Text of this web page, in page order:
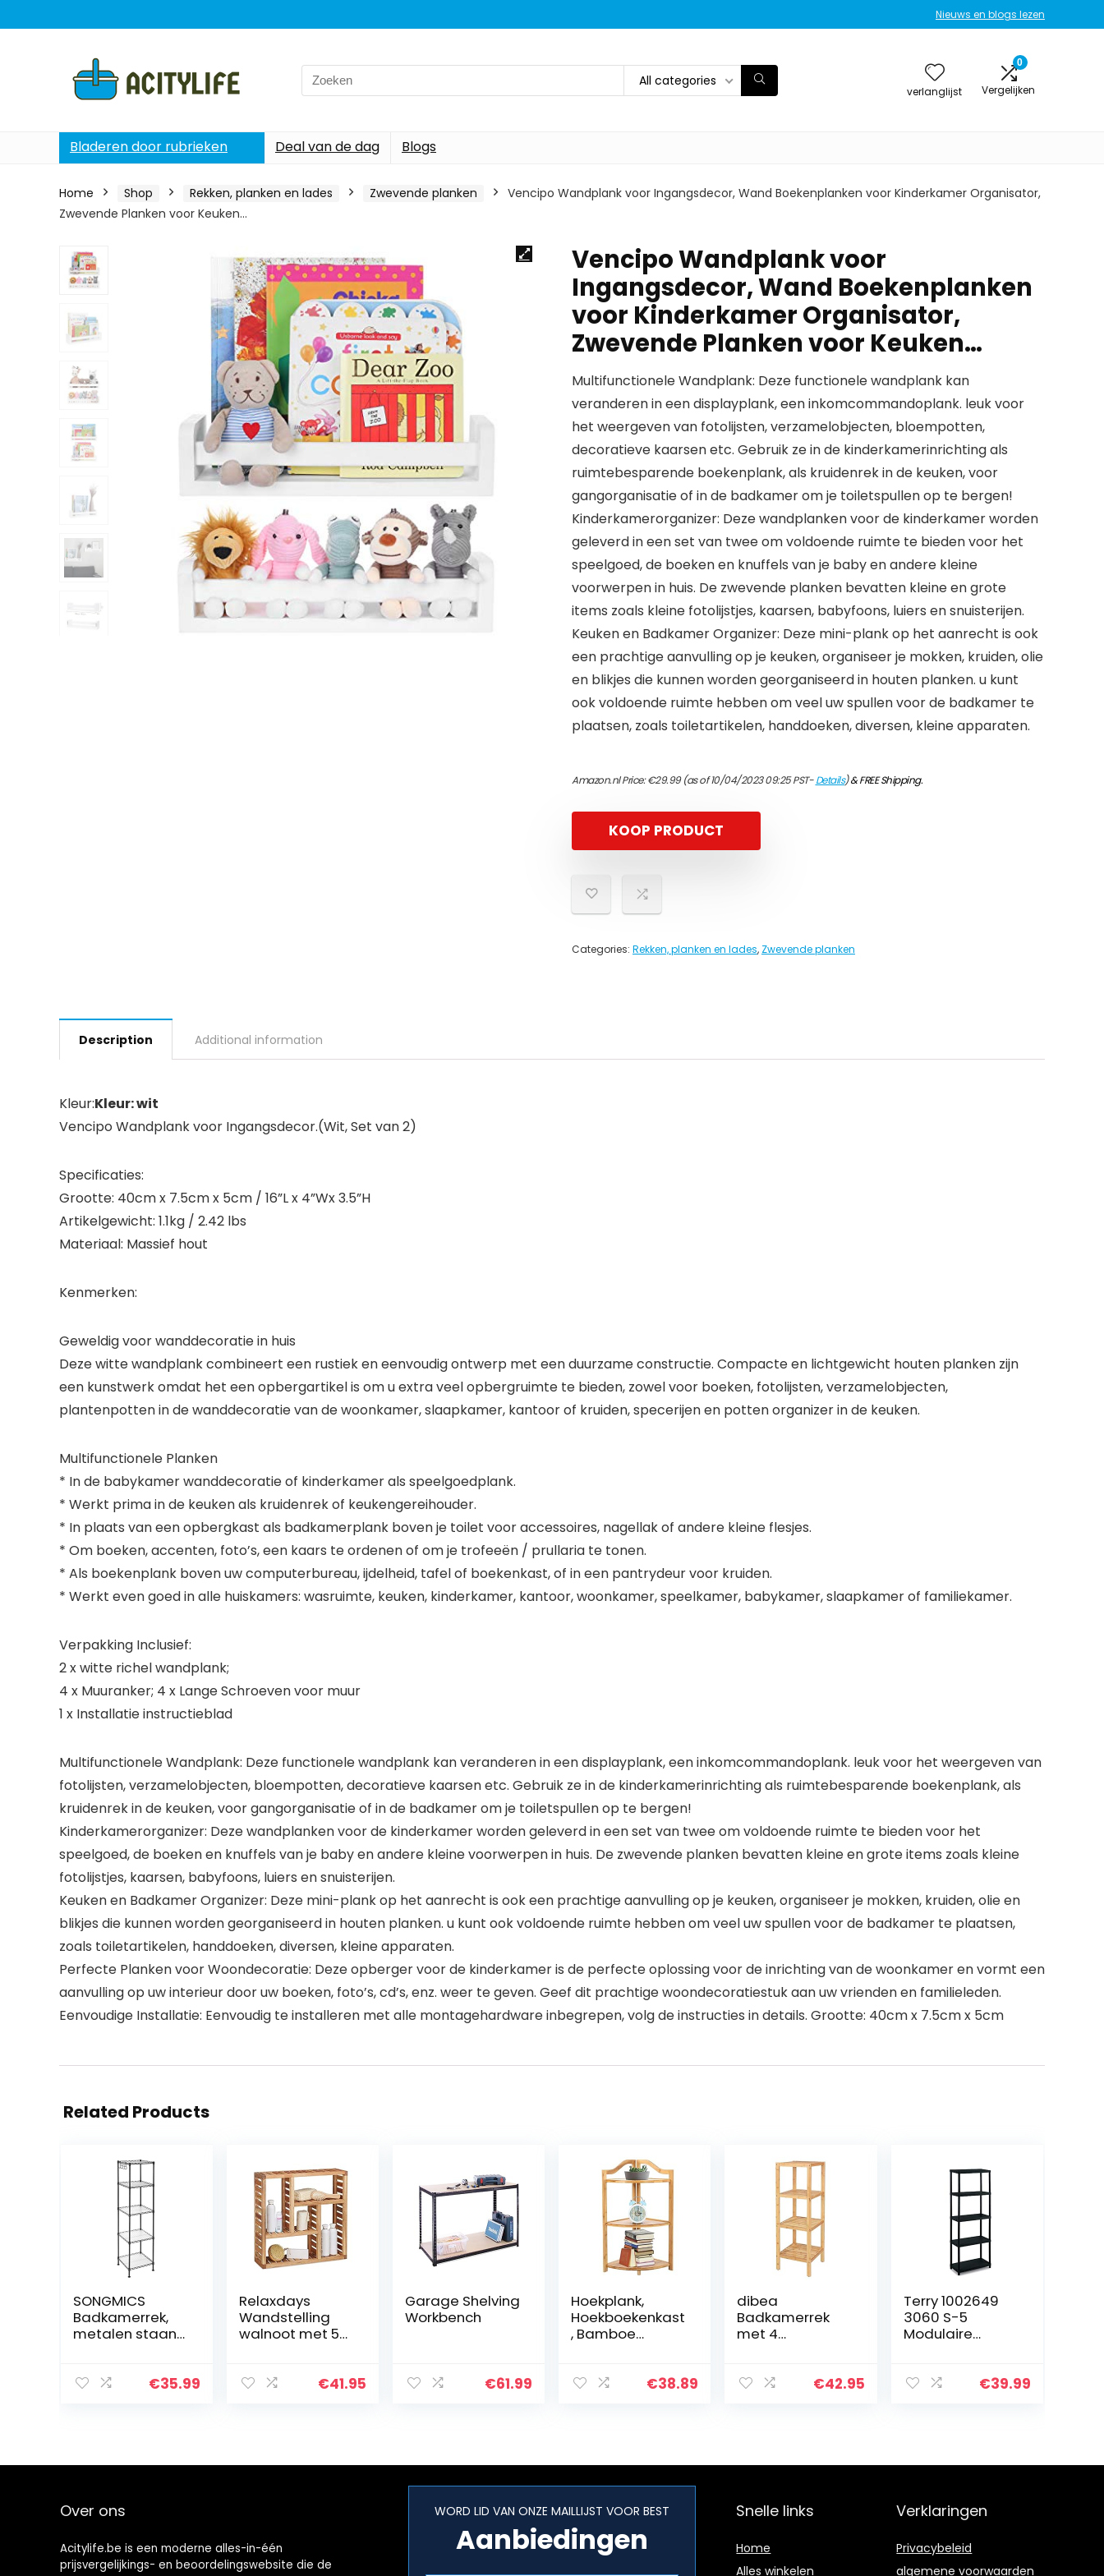
Nieuws en blogs lezen
Search
for:
All categories
verlanglijst
0
Vergelijken
Bladeren door rubrieken Deal van de dag Blogs
Home Shop Rekken, planken en lades Zwevende planken
Vencipo Wandplank voor Ingangsdecor, Wand Boekenplanken voor Kinderkamer Organisator,
Zwevende Planken voor Keuken…
Vencipo Wandplank voor
Ingangsdecor, Wand Boekenplanken
voor Kinderkamer Organisator,
Zwevende Planken voor Keuken…
Multifunctionele Wandplank: Deze functionele wandplank kan
veranderen in een displayplank, een inkomcommandoplank. leuk voor
het weergeven van fotolijsten, verzamelobjecten, bloempotten,
decoratieve kaarsen etc. Gebruik ze in de kinderkamerinrichting als
ruimtebesparende boekenplank, als kruidenrek in de keuken, voor
gangorganisatie of in de badkamer om je toiletspullen op te bergen!
Kinderkamerorganizer: Deze wandplanken voor de kinderkamer worden
geleverd in een set van twee om voldoende ruimte te bieden voor het
speelgoed, de boeken en knuffels van je baby en andere kleine
voorwerpen in huis. De zwevende planken bevatten kleine en grote
items zoals kleine fotolijstjes, kaarsen, babyfoons, luiers en snuisterijen.
Keuken en Badkamer Organizer: Deze mini-plank op het aanrecht is ook
een prachtige aanvulling op je keuken, organiseer je mokken, kruiden, olie
en blikjes die kunnen worden georganiseerd in houten planken. u kunt
ook voldoende ruimte hebben om veel uw spullen voor de badkamer te
plaatsen, zoals toiletartikelen, handdoeken, diversen, kleine apparaten.
Amazon.nl Price:€29.99(as of 10/04/2023 09:25 PST-Details)&FREE Shipping.
KOOP PRODUCT
Categories: Rekken, planken en lades, Zwevende planken
Description Additional information
Kleur:Kleur: wit
Vencipo Wandplank voor Ingangsdecor.(Wit, Set van 2)
Specificaties:
Grootte: 40cm x 7.5cm x 5cm / 16”L x 4”Wx 3.5”H
Artikelgewicht: 1.1kg / 2.42 lbs
Materiaal: Massief hout
Kenmerken:
Geweldig voor wanddecoratie in huis
Deze witte wandplank combineert een rustiek en eenvoudig ontwerp met een duurzame constructie. Compacte en lichtgewicht houten planken zijn
een kunstwerk omdat het een opbergartikel is om u extra veel opbergruimte te bieden, zowel voor boeken, fotolijsten, verzamelobjecten,
plantenpotten in de wanddecoratie van de woonkamer, slaapkamer, kantoor of kruiden, specerijen en potten organizer in de keuken.
Multifunctionele Planken
* In de babykamer wanddecoratie of kinderkamer als speelgoedplank.
* Werkt prima in de keuken als kruidenrek of keukengereihouder.
* In plaats van een opbergkast als badkamerplank boven je toilet voor accessoires, nagellak of andere kleine flesjes.
* Om boeken, accenten, foto’s, een kaars te ordenen of om je trofeeën / prullaria te tonen.
* Als boekenplank boven uw computerbureau, ijdelheid, tafel of boekenkast, of in een pantrydeur voor kruiden.
* Werkt even goed in alle huiskamers: wasruimte, keuken, kinderkamer, kantoor, woonkamer, speelkamer, babykamer, slaapkamer of familiekamer.
Verpakking Inclusief:
2 x witte richel wandplank;
4 x Muuranker; 4 x Lange Schroeven voor muur
1 x Installatie instructieblad
Multifunctionele Wandplank: Deze functionele wandplank kan veranderen in een displayplank, een inkomcommandoplank. leuk voor het weergeven van
fotolijsten, verzamelobjecten, bloempotten, decoratieve kaarsen etc. Gebruik ze in de kinderkamerinrichting als ruimtebesparende boekenplank, als
kruidenrek in de keuken, voor gangorganisatie of in de badkamer om je toiletspullen op te bergen!
Kinderkamerorganizer: Deze wandplanken voor de kinderkamer worden geleverd in een set van twee om voldoende ruimte te bieden voor het
speelgoed, de boeken en knuffels van je baby en andere kleine voorwerpen in huis. De zwevende planken bevatten kleine en grote items zoals kleine
fotolijstjes, kaarsen, babyfoons, luiers en snuisterijen.
Keuken en Badkamer Organizer: Deze mini-plank op het aanrecht is ook een prachtige aanvulling op je keuken, organiseer je mokken, kruiden, olie en
blikjes die kunnen worden georganiseerd in houten planken. u kunt ook voldoende ruimte hebben om veel uw spullen voor de badkamer te plaatsen,
zoals toiletartikelen, handdoeken, diversen, kleine apparaten.
Perfecte Planken voor Woondecoratie: Deze opberger voor de kinderkamer is de perfecte oplossing voor de inrichting van de woonkamer en vormt een
aanvulling op uw interieur door uw boeken, foto’s, cd’s, enz. weer te geven. Geef dit prachtige woondecoratiestuk aan uw vrienden en familieleden.
Eenvoudige Installatie: Eenvoudig te installeren met alle montagehardware inbegrepen, volg de instructies in details. Grootte: 40cm x 7.5cm x 5cm
Related Products
SONGMICS
Badkamerrek,
metalen staand
belastbaar, met
€35.99
Relaxdays
Wandstelling
walnoot met 5
en woonkamer,
€41.95
Garage Shelving
Workbench
€61.99
Hoekplank,
Hoekboekenkast
, Bamboe
opbergplank,
€38.89
dibea
Badkamerrek
met 4
staand rek,
keukenrek, 33…
€42.95
Terry 1002649
3060 S-5
Modulaire
Kunststof,
€39.99
Over ons
Acitylife.be is een moderne alles-in-één
prijsvergelijkings- en beoordelingswebsite die de
WORD LID VAN ONZE MAILLIJST VOOR BEST
Aanbiedingen
Snelle links
Home
Alles winkelen
Verklaringen
Privacybeleid
algemene voorwaarden